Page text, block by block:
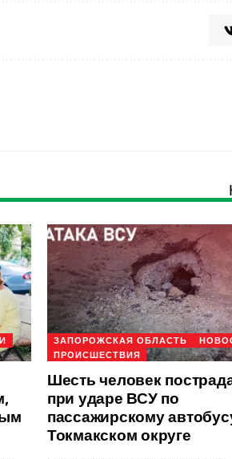
ЗАПОРОЖСКАЯ ОБЛАСТЬ
ПРОИСШЕСТВИЯ
Шесть человек
при ударе ВСУ по
пассажирскому
Токмакском округе